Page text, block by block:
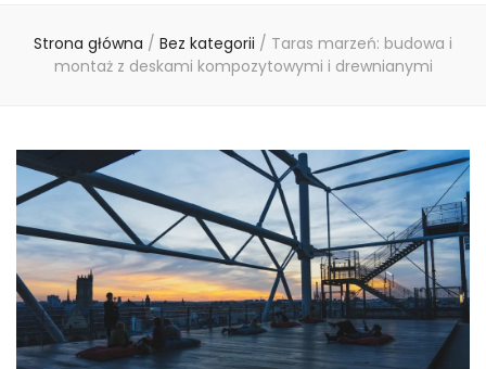
Strona główna / Bez kategorii / Taras marzeń: budowa i
montaż z deskami kompozytowymi i drewnianymi